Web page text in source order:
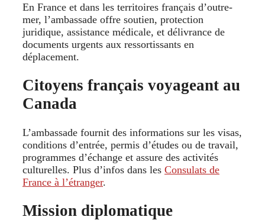
En France et dans les territoires français d’outre-
mer, l’ambassade offre soutien, protection
juridique, assistance médicale, et délivrance de
documents urgents aux ressortissants en
déplacement.
Citoyens français voyageant au
Canada
L’ambassade fournit des informations sur les visas,
conditions d’entrée, permis d’études ou de travail,
programmes d’échange et assure des activités
culturelles. Plus d’infos dans les Consulats de
France à l’étranger.
Mission diplomatique